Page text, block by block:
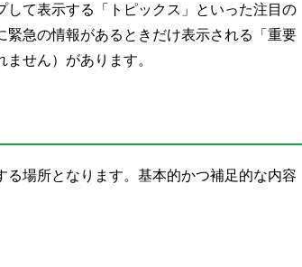
て表示する「トピックス」といった注目の
急の情報があるときだけ表示される「重要
せん）があります。
る場所となります。基本的かつ補足的な内容